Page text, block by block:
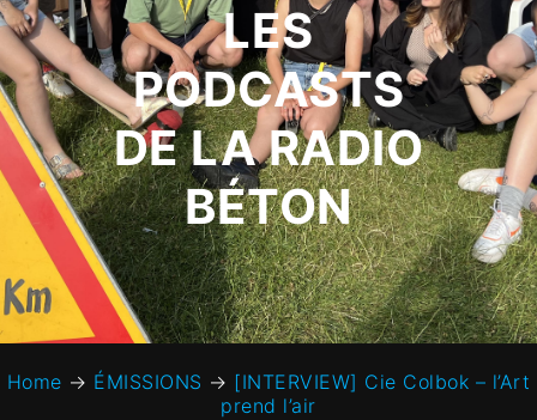
LES
PODCASTS
DE LA RADIO
BÉTON
Home → ÉMISSIONS → [INTERVIEW] Cie Colbok – l’Art
prend l’air